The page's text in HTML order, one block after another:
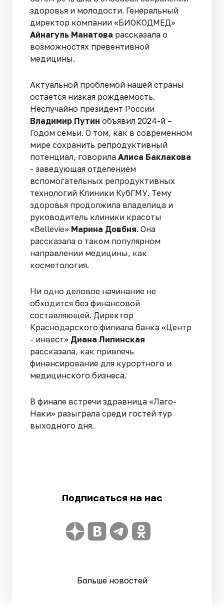
здоровья и молодости. Генеральный
директор компании «БИОКОДМЕД»
Айнагуль Манатова рассказала о
возможностях превентивной
медицины.
Актуальной проблемой нашей страны
остается низкая рождаемость.
Неслучайно президент России
Владимир Путин объявил 2024-й –
Годом семьи. О том, как в современном
мире сохранить репродуктивный
потенциал, говорила Алиса Баклакова
- заведующая отделением
вспомогательных репродуктивных
технологий Клиники КубГМУ. Тему
здоровья продолжила владелица и
руководитель клиники красоты
«Bellevie» Марина Довбня. Она
рассказала о таком популярном
направлении медицины, как
косметология.
Ни одно деловое начинание не
обходится без финансовой
составляющей. Директор
Краснодарского филиала банка «Центр
- инвест» Диана Липинская
рассказала, как привлечь
финансирование для курортного и
медицинского бизнеса.
В финале встречи здравница «Лаго-
Наки» разыграла среди гостей тур
выходного дня.
Подписаться на нас
Больше новостей